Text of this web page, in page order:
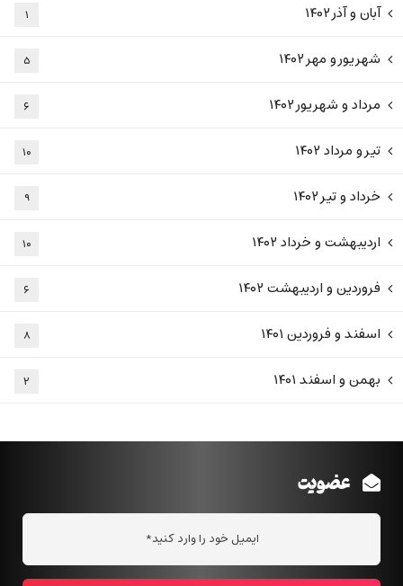
آبان و آذر ۱۴۰۲ ۱
شهریور و مهر ۱۴۰۲ ۵
مرداد و شهریور ۱۴۰۲ ۶
تیر و مرداد ۱۴۰۲ ۱۰
خرداد و تیر ۱۴۰۲ ۹
اردیبهشت و خرداد ۱۴۰۲ ۱۰
فروردین و اردیبهشت ۱۴۰۲ ۶
اسفند و فروردین ۱۴۰۱ ۸
بهمن و اسفند ۱۴۰۱ ۲
عضویت